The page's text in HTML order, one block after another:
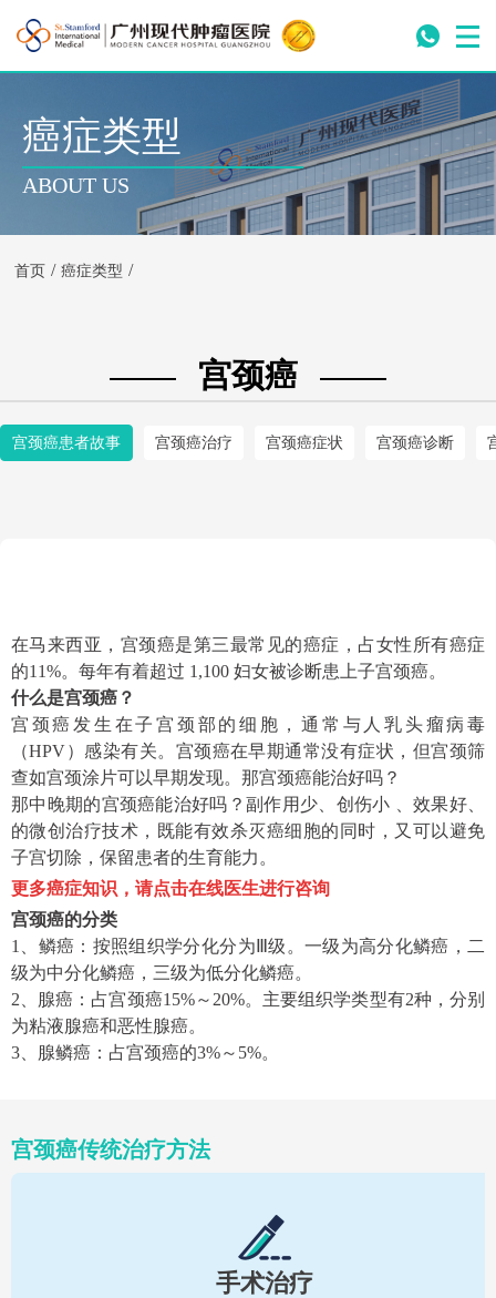
癌症类型
ABOUT US
首页 / 癌症类型 /
宫颈癌
宫颈癌患者故事 宫颈癌治疗 宫颈癌症状 宫颈癌诊断
在马来西亚，宫颈癌是第三最常见的癌症，占女性所有癌症
的11%。每年有着超过 1,100 妇女被诊断患上子宫颈癌。
什么是宫颈癌？
宫颈癌发生在子宫颈部的细胞，通常与人乳头瘤病毒
（HPV）感染有关。宫颈癌在早期通常没有症状，但宫颈筛
查如宫颈涂片可以早期发现。那宫颈癌能治好吗？
那中晚期的宫颈癌能治好吗？副作用少、创伤小 、效果好、
的微创治疗技术，既能有效杀灭癌细胞的同时，又可以避免
子宫切除，保留患者的生育能力。
更多癌症知识，请点击在线医生进行咨询
宫颈癌的分类
1、鳞癌：按照组织学分化分为Ⅲ级。一级为高分化鳞癌，二
级为中分化鳞癌，三级为低分化鳞癌。
2、腺癌：占宫颈癌15%～20%。主要组织学类型有2种，分别
为粘液腺癌和恶性腺癌。
3、腺鳞癌：占宫颈癌的3%～5%。
宫颈癌传统治疗方法
手术治疗